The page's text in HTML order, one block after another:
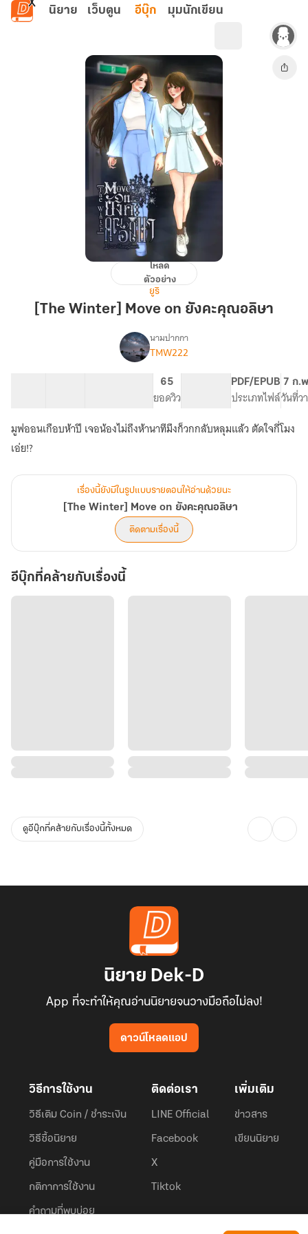
ข้ามไปยังเนื้อหาหลัก
นิยาย เว็บตูน อีบุ๊ก มุมนักเขียน
Winter]
Move
โหลด
ตัวอย่าง
ยูริ
[The Winter] Move on ยังคะคุณอลิษา
เรื่อง[The
Move
on
คะ
คุณ
นามปากกา
TMW222
65
ยอดวิว
PDF/EPUB
ประเภทไฟล์
7 ก.
วันที่ว
มูฟออนเกือบห้าปี เจอน้องไม่ถึงห้านาทีมึงก็วกกลับหลุมแล้ว ตัดใจกี่โมง
เอ่ย!?
เรื่องนี้ยังมีในรูปแบบรายตอนให้อ่านด้วยนะ
[The Winter] Move on ยังคะคุณอลิษา
ติดตามเรื่องนี้
อีบุ๊กที่คล้ายกับเรื่องนี้
ดูอีบุ๊กที่คล้ายกับเรื่องนี้ทั้งหมด
นิยาย Dek-D
App ที่จะทำให้คุณอ่านนิยายจนวางมือถือไม่ลง!
ดาวน์โหลดแอป
วิธีการใช้งาน
วิธีเติม Coin / ชำระเงิน
วิธีซื้อนิยาย
คู่มือการใช้งาน
กติกาการใช้งาน
คำถามที่พบบ่อย
ติดต่อเรา
LINE Official
Facebook
X
Tiktok
เพิ่มเติม
ข่าวสาร
เขียนนิยาย